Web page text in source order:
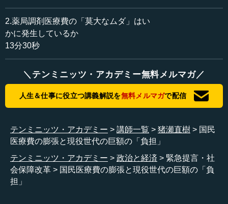
ける現在、そのムダにメスを入れていくことは重要であろ
う。
この問題提起を主導したのが、『日本国・不安の研究』
（PHP研究所、2020年）という著書を発表し、医療・介護
産業のタブーに斬り込んだ猪瀬直樹氏である。はたして、
社会保障改革の必要性とは？どのようなムダがあるのか？
歳出削減は可能なのか？当事者が語る。
掲載いたします。ご了承のほどなにとぞよろしくお願いい
たします。
≪全文≫
2.薬局調剤医療費の「莫大なムダ」はい
かに発生しているか
13分30秒
＼テンミニッツ・アカデミー無料メルマガ／
人生＆仕事に役立つ講義解説を無料メルマガで配信
テンミニッツ・アカデミー 講師一覧 猪瀬直樹
国民
医療費の膨張と現役世代の巨額の「負担」
テンミニッツ・アカデミー
政治と経済
緊急提言・社
会保障改革
国民医療費の膨張と現役世代の巨額の「負
担」